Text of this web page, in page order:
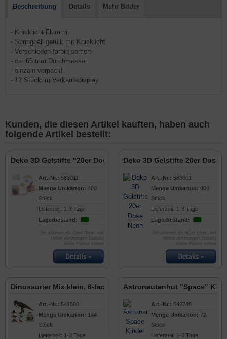
Beschreibung Details Mehr Bilder
- Knicklicht Flummi
- Springball gefüllt mit Knicklicht
- Verschieden farbig sortiert
- ca. 65 mm Durchmesser
- einzeln verpackt
- 12 Stück im Verkaufsdisplay
Kunden, die diesen Artikel kauften, haben auch
folgende Artikel bestellt:
Deko 3D Gelstifte "20er Dose, Glitzer"
Art.-Nr.: 583011
Menge Umkarton: 400
Stück
Lieferzeit: 1-3 Tage
Lagerbestand:
Sie können als Gast (bzw. mit
Ihrem derzeitigen Status)
keine Preise sehen
Deko 3D Gelstifte 20er Dose
Art.-Nr.: 583001
Menge Umkarton: 400
Stück
Lieferzeit: 1-3 Tage
Lagerbestand:
Sie können als Gast (bzw. mit
Ihrem derzeitigen Status)
keine Preise sehen
Dinosaurier Mix klein, 6-fach
Art.-Nr.: 541500
Menge Umkarton: 144
Stück
Lieferzeit: 1-3 Tage
Astronautenhut "Space"
Art.-Nr.: 542740
Menge Umkarton: 72
Stück
Lieferzeit: 1-3 Tage